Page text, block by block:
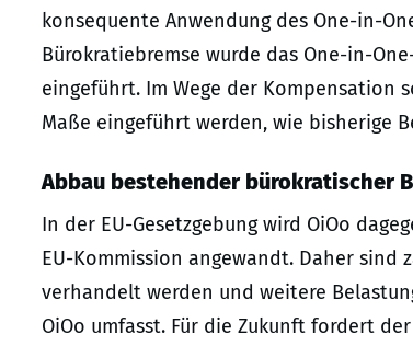
konsequente Anwendung des One-in-
Bürokratiebremse wurde das One-in-
eingeführt. Im Wege der Kompensation
Maße eingeführt werden, wie bisherige
Abbau bestehender bürokratischer
In der EU-Gesetzgebung wird OiOo
EU-Kommission angewandt. Daher sind
verhandelt werden und weitere
OiOo umfasst. Für die Zukunft fordert